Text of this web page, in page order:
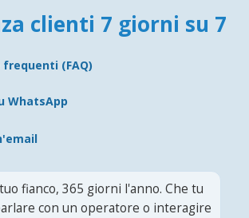
clienti 7 giorni su 7
frequenti (FAQ)
WhatsApp
fianco, 365 giorni l'anno. Che tu
con un operatore o interagire